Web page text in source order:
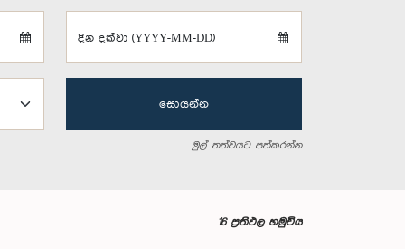
දින දක්වා (YYYY-MM-DD)
සොයන්න
මුල් තත්වයට පත්කරන්න
16 ප්‍රතිඵල හමුවිය